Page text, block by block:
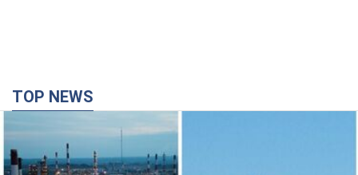
TOP NEWS